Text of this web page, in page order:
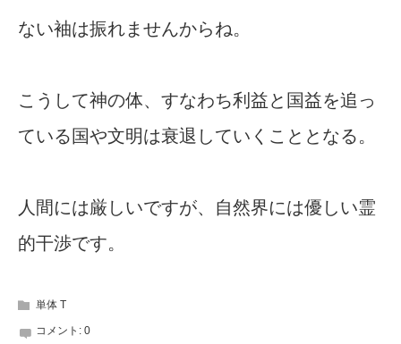
ない袖は振れませんからね。
こうして神の体、すなわち利益と国益を追っ
ている国や文明は衰退していくこととなる。
人間には厳しいですが、自然界には優しい霊
的干渉です。
単体 T
コメント: 0